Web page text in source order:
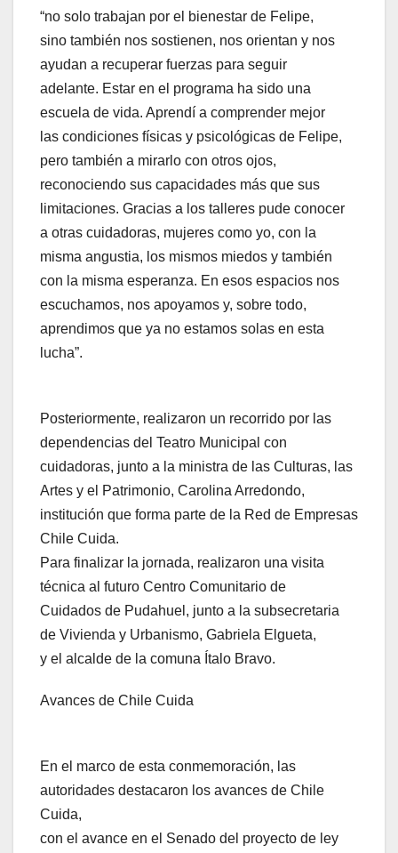
“no solo trabajan por el bienestar de Felipe,
sino también nos sostienen, nos orientan y nos
ayudan a recuperar fuerzas para seguir
adelante. Estar en el programa ha sido una
escuela de vida. Aprendí a comprender mejor
las condiciones físicas y psicológicas de Felipe,
pero también a mirarlo con otros ojos,
reconociendo sus capacidades más que sus
limitaciones. Gracias a los talleres pude conocer
a otras cuidadoras, mujeres como yo, con la
misma angustia, los mismos miedos y también
con la misma esperanza. En esos espacios nos
escuchamos, nos apoyamos y, sobre todo,
aprendimos que ya no estamos solas en esta
lucha”.
Posteriormente, realizaron un recorrido por las
dependencias del Teatro Municipal con
cuidadoras, junto a la ministra de las Culturas, las
Artes y el Patrimonio, Carolina Arredondo,
institución que forma parte de la Red de Empresas
Chile Cuida.
Para finalizar la jornada, realizaron una visita
técnica al futuro Centro Comunitario de
Cuidados de Pudahuel, junto a la subsecretaria
de Vivienda y Urbanismo, Gabriela Elgueta,
y el alcalde de la comuna Ítalo Bravo.
Avances de Chile Cuida
En el marco de esta conmemoración, las
autoridades destacaron los avances de Chile
Cuida,
con el avance en el Senado del proyecto de ley